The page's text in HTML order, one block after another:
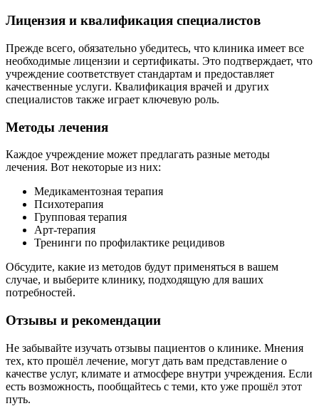
Лицензия и квалификация специалистов
Прежде всего, обязательно убедитесь, что клиника имеет все
необходимые лицензии и сертификаты. Это подтверждает, что
учреждение соответствует стандартам и предоставляет
качественные услуги. Квалификация врачей и других
специалистов также играет ключевую роль.
Методы лечения
Каждое учреждение может предлагать разные методы
лечения. Вот некоторые из них:
Медикаментозная терапия
Психотерапия
Групповая терапия
Арт-терапия
Тренинги по профилактике рецидивов
Обсудите, какие из методов будут применяться в вашем
случае, и выберите клинику, подходящую для ваших
потребностей.
Отзывы и рекомендации
Не забывайте изучать отзывы пациентов о клинике. Мнения
тех, кто прошёл лечение, могут дать вам представление о
качестве услуг, климате и атмосфере внутри учреждения. Если
есть возможность, пообщайтесь с теми, кто уже прошёл этот
путь.